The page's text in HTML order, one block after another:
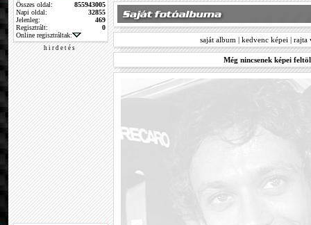
Összes oldal:
855943005
Napi oldal:
32855
Jelenleg:
469
Regisztrált:
0
Online regisztráltak:
h i r d e t é s
saját album |kedvenc képei |rajta
Még nincsenek képei